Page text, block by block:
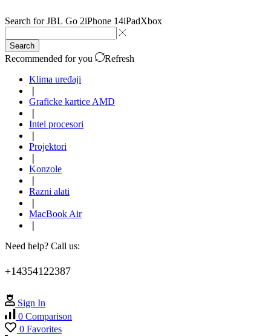
Search forJBL Go 2iPhone 14iPadXbox
Search
Recommended for you
Refresh
Klima uređaji
Graficke kartice AMD
Intel procesori
Projektori
Konzole
Razni alati
MacBook Air
Need help? Call us:
+14354122387
Sign In
0 Comparison
0 Favorites